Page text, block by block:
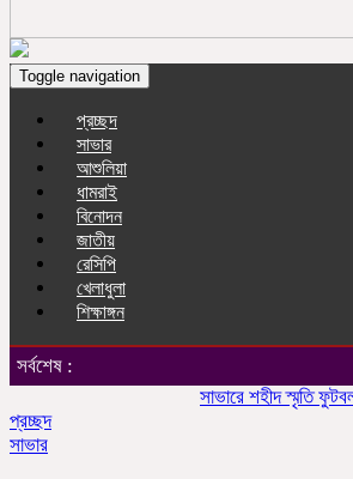
Toggle navigation
প্রচ্ছদ
সাভার
আশুলিয়া
ধামরাই
বিনোদন
জাতীয়
রেসিপি
খেলাধুলা
শিক্ষাঙ্গন
সর্বশেষ :
সাভারে শহীদ স্মৃতি ফুটবল
প্রচ্ছদ
সাভার